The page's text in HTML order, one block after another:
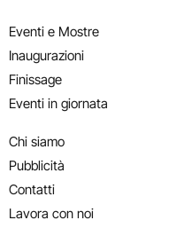
Eventi e Mostre
Inaugurazioni
Finissage
Eventi in giornata
Chi siamo
Pubblicità
Contatti
Lavora con noi